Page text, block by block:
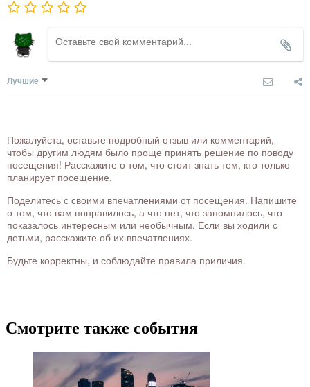
Лучшие
Пожалуйста, оставьте подробный отзыв или комментарий,
чтобы другим людям было проще принять решение по поводу
посещения! Расскажите о том, что стоит знать тем, кто только
планирует посещение.
Поделитесь с своими впечатлениями от посещения. Напишите
о том, что вам понравилось, а что нет, что запомнилось, что
показалось интересным или необычным. Если вы ходили с
детьми, расскажите об их впечатлениях.
Будьте корректны, и соблюдайте правила приличия.
Смотрите также события